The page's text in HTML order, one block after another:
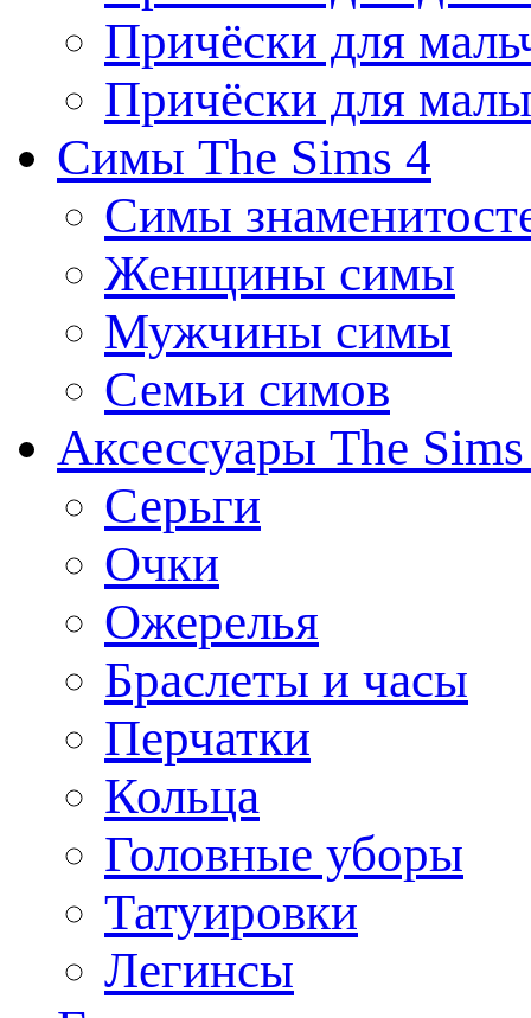
Причёски для
Причёски для
Симы The Sims 4
Симы
Женщины симы
Мужчины симы
Семьи симов
Аксессуары The
Серьги
Очки
Ожерелья
Браслеты и часы
Перчатки
Кольца
Головные уборы
Татуировки
Легинсы